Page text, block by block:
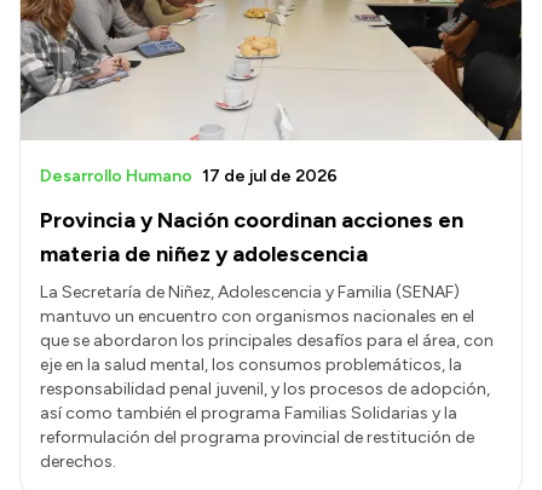
Provincia y Nación coordinan acciones en
materia de niñez y adolescencia
Desarrollo Humano 17 de jul de 2026
La Secretaría de Niñez, Adolescencia y Familia (SENAF)
mantuvo un encuentro con organismos nacionales en el
que se abordaron los principales desafíos para el área, con
eje en la salud mental, los consumos problemáticos, la
responsabilidad penal juvenil, y los procesos de adopción,
así como también el programa Familias Solidarias y la
reformulación del programa provincial de restitución de
derechos.